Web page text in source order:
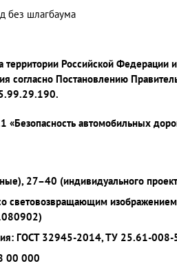
без шлагбаума
Российской Федерации
согласно Постановлению
«Безопасность автомобильных
27–40 (индивидуального
световозвращающим
ГОСТ 32945-2014, ТУ 25.61-
00 000